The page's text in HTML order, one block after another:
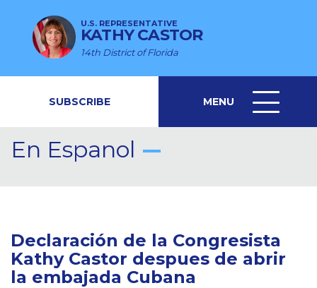
U.S. REPRESENTATIVE
KATHY CASTOR
14th District of Florida
SUBSCRIBE MENU
MENU
ICON
En Espanol
Declaración de la Congresista
Kathy Castor despues de abrir
la embajada Cubana